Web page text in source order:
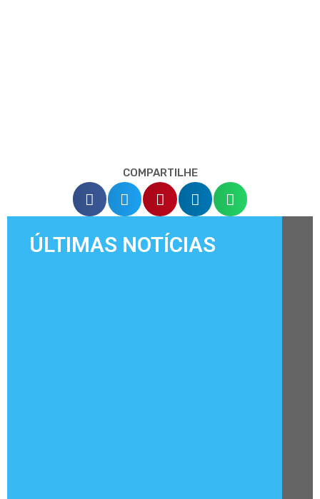
COMPARTILHE
ÚLTIMAS NOTÍCIAS